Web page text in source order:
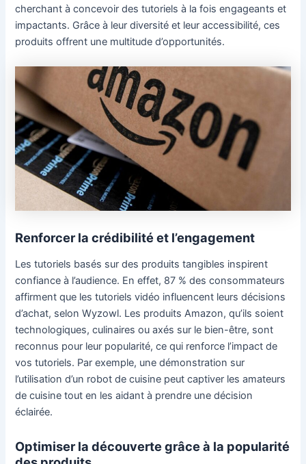
cherchant à concevoir des tutoriels à la fois engageants et
impactants. Grâce à leur diversité et leur accessibilité, ces
produits offrent une multitude d’opportunités.
Renforcer la crédibilité et l’engagement
Les tutoriels basés sur des produits tangibles inspirent
confiance à l’audience. En effet, 87 % des consommateurs
affirment que les tutoriels vidéo influencent leurs décisions
d’achat, selon Wyzowl. Les produits Amazon, qu’ils soient
technologiques, culinaires ou axés sur le bien-être, sont
reconnus pour leur popularité, ce qui renforce l’impact de
vos tutoriels. Par exemple, une démonstration sur
l’utilisation d’un robot de cuisine peut captiver les amateurs
de cuisine tout en les aidant à prendre une décision
éclairée.
Optimiser la découverte grâce à la popularité